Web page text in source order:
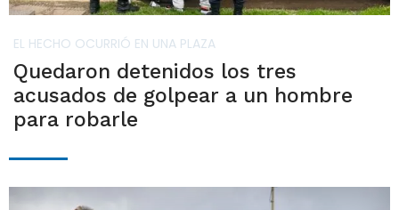
EL HECHO OCURRIÓ EN UNA PLAZA
Quedaron detenidos los tres
acusados de golpear a un hombre
para robarle